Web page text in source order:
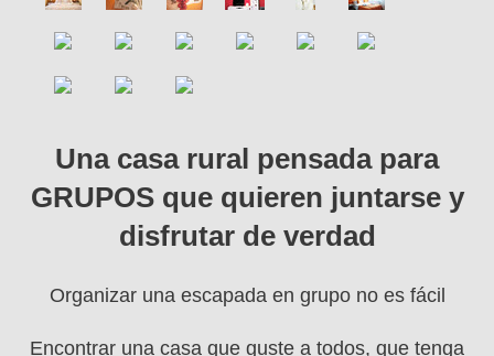
Una casa rural pensada para
GRUPOS que quieren juntarse y
disfrutar de verdad
Organizar una escapada en grupo no es fácil
Encontrar una casa que guste a todos, que tenga